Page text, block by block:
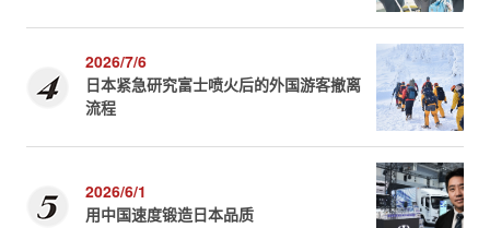
2026/7/6
日本紧急研究富士喷火后的外国游客撤离
流程
2026/6/1
用中国速度锻造日本品质